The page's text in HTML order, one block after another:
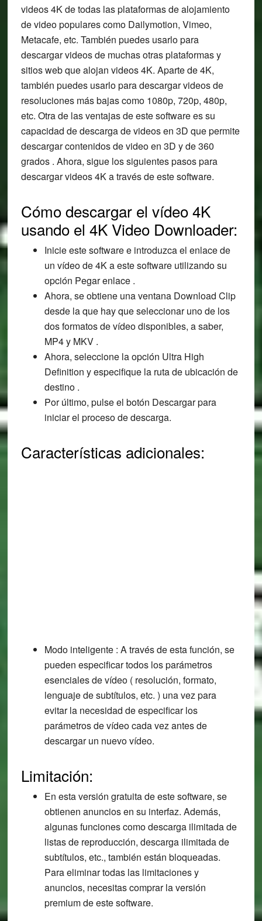
videos 4K de todas las plataformas de alojamiento
de video populares como Dailymotion, Vimeo,
Metacafe, etc. También puedes usarlo para
descargar videos de muchas otras plataformas y
sitios web que alojan videos 4K. Aparte de 4K,
también puedes usarlo para descargar videos de
resoluciones más bajas como 1080p, 720p, 480p,
etc. Otra de las ventajas de este software es su
capacidad de descarga de videos en 3D que permite
descargar contenidos de video en 3D y de 360
grados . Ahora, sigue los siguientes pasos para
descargar videos 4K a través de este software.
Cómo descargar el vídeo 4K
usando el 4K Video Downloader:
Inicie este software e introduzca el enlace de
un vídeo de 4K a este software utilizando su
opción Pegar enlace .
Ahora, se obtiene una ventana Download Clip
desde la que hay que seleccionar uno de los
dos formatos de vídeo disponibles, a saber,
MP4 y MKV .
Ahora, seleccione la opción Ultra High
Definition y especifique la ruta de ubicación de
destino .
Por último, pulse el botón Descargar para
iniciar el proceso de descarga.
Características adicionales:
Modo inteligente : A través de esta función, se
pueden especificar todos los parámetros
esenciales de vídeo ( resolución, formato,
lenguaje de subtítulos, etc. ) una vez para
evitar la necesidad de especificar los
parámetros de vídeo cada vez antes de
descargar un nuevo vídeo.
Limitación:
En esta versión gratuita de este software, se
obtienen anuncios en su interfaz. Además,
algunas funciones como descarga ilimitada de
listas de reproducción, descarga ilimitada de
subtítulos, etc., también están bloqueadas.
Para eliminar todas las limitaciones y
anuncios, necesitas comprar la versión
premium de este software.